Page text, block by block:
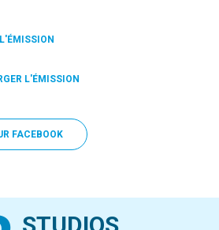
L'ÉMISSION
FACEBOOK